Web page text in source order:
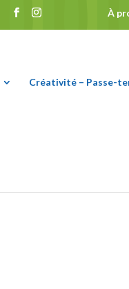
À
Créativité – Passe-